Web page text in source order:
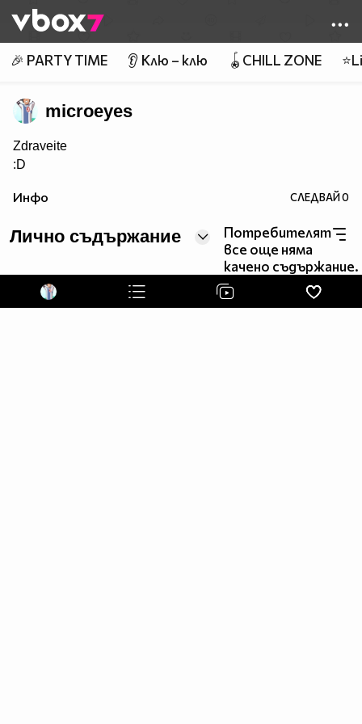
👾
🎉 PARTY TIME 👂 Клю – клю 🪀CHILL ZONE
microeyes
Zdraveite
:D
Инфо СЛЕДВАЙ0
Лично съдържание
Потребителят
все още няма
качено съдържание.